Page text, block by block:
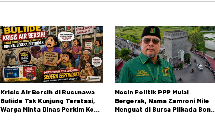
Krisis Air Bersih di Rusunawa
Buliide Tak Kunjung Teratasi,
Warga Minta Dinas Perkim Kota
Mesin Politik PPP Mulai
Bergerak, Nama Zamroni Mile
Menguat di Bursa Pilkada Bone